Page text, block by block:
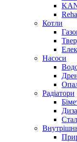
Котли
Насоси
Радіатори